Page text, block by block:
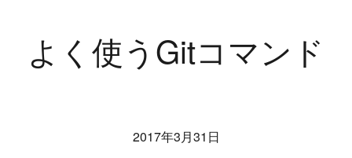
よく使うGitコマンド
2017年3月31日